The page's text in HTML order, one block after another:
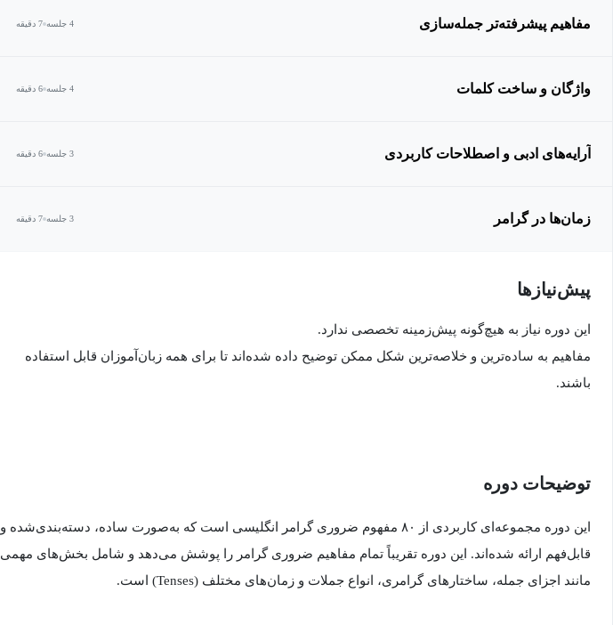
مفاهیم پیشرفته‌تر جمله‌سازی 4 جلسه 7 دقیقه
واژگان و ساخت کلمات 4 جلسه 6 دقیقه
آرایه‌های ادبی و اصطلاحات کاربردی 3 جلسه 6 دقیقه
زمان‌ها در گرامر 3 جلسه 7 دقیقه
پیش‌نیاز‌ها
این دوره نیاز به هیچ‌گونه پیش‌زمینه تخصصی ندارد.
مفاهیم به ساده‌ترین و خلاصه‌ترین شکل ممکن توضیح داده شده‌اند تا برای همه زبان‌آموزان قابل استفاده
باشند.
توضیحات دوره
این دوره مجموعه‌ای کاربردی از ۸۰ مفهوم ضروری گرامر انگلیسی است که به‌صورت ساده، دسته‌بندی‌شده و
قابل‌فهم ارائه شده‌اند. این دوره تقریباً تمام مفاهیم ضروری گرامر را پوشش می‌دهد و شامل بخش‌های مهمی
مانند اجزای جمله، ساختارهای گرامری، انواع جملات و زمان‌های مختلف (Tenses) است.